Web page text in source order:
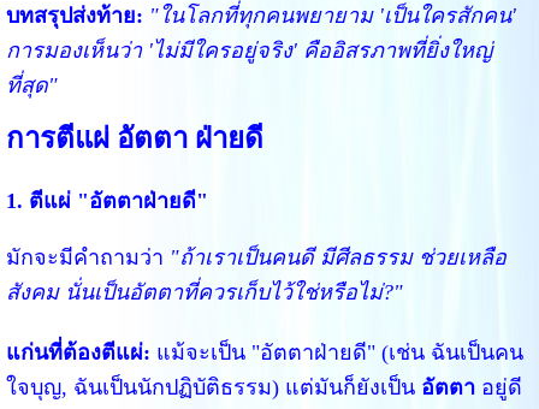
บทสรุปส่งท้าย: "ในโลกที่ทุกคนพยายาม 'เป็นใครสักคน'
การมองเห็นว่า 'ไม่มีใครอยู่จริง' คืออิสรภาพที่ยิ่งใหญ่
ที่สุด"
การตีแผ่ อัตตา ฝ่ายดี
1. ตีแผ่ "อัตตาฝ่ายดี"
มักจะมีคำถามว่า "ถ้าเราเป็นคนดี มีศีลธรรม ช่วยเหลือ
สังคม นั่นเป็นอัตตาที่ควรเก็บไว้ใช่หรือไม่?"
แก่นที่ต้องตีแผ่: แม้จะเป็น "อัตตาฝ่ายดี" (เช่น ฉันเป็นคน
ใจบุญ, ฉันเป็นนักปฏิบัติธรรม) แต่มันก็ยังเป็น อัตตาอยู่ดี